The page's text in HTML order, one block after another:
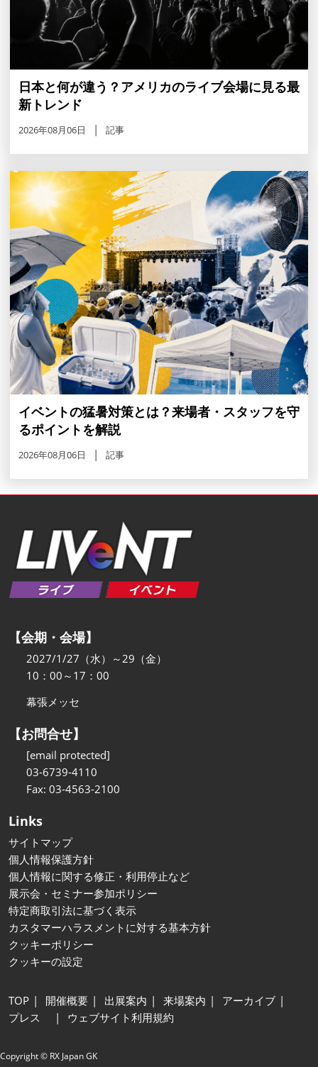
日本と何が違う？アメリカのライブ会場に見る最
新トレンド
2026年08月06日 記事
イベントの猛暑対策とは？来場者・スタッフを守
るポイントを解説
2026年08月06日 記事
【会期・会場】
2027/1/27（水）～29（金）
10：00～17：00
幕張メッセ
【お問合せ】
[email protected]
03-6739-4110
Fax: 03-4563-2100
Links
サイトマップ
個人情報保護方針
個人情報に関する修正・利用停止など
展示会・セミナー参加ポリシー
特定商取引法に基づく表示
カスタマーハラスメントに対する基本方針
クッキーポリシー
クッキーの設定
TOP 開催概要 出展案内 来場案内
アーカイブ
プレス
ウェブサイト利用規約
Copyright © RX Japan GK